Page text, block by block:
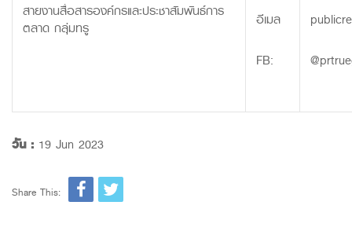
สายงานสื่อสารองค์กรและประชาสัมพันธ์การ
ตลาด กลุ่มทรู
อีเมล
FB:
วัน : 19 Jun 2023
Share This: